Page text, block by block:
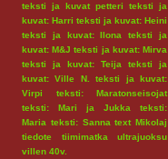
teksti ja kuvat petteri
teksti ja
kuvat: Harri teksti ja kuvat: Heini
teksti ja kuvat: Ilona
teksti ja
kuvat: M&J teksti ja kuvat: Mirva
teksti ja kuvat: Teija
teksti ja
kuvat: Ville N.
teksti ja kuvat:
Virpi
teksti: Maratonseisojat
teksti: Mari ja Jukka
teksti:
Maria teksti: Sanna text Mikolaj
tiedote
tiimimatka
ultrajuoksu
villen 40v.